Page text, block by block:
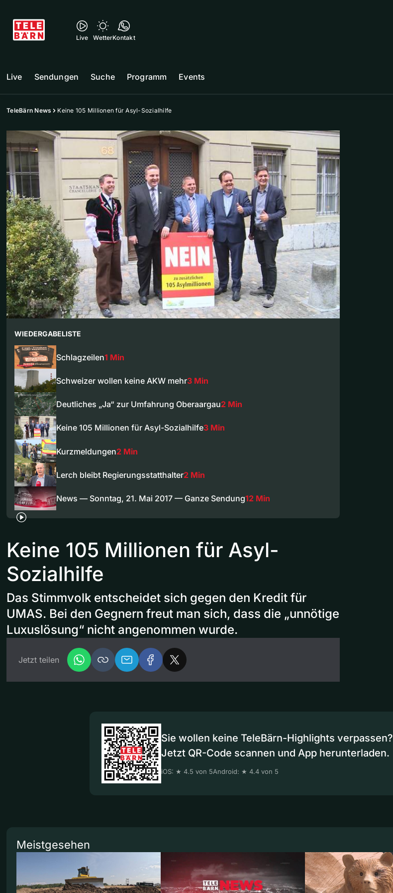
Live WetterKontakt
Live Sendungen Suche Programm Events
TeleBärn News Keine 105 Millionen für Asyl-Sozialhilfe
WIEDERGABELISTE
Schlagzeilen1 Min
Schweizer wollen keine AKW mehr3 Min
Deutliches „Ja“ zur Umfahrung Oberaargau2 Min
Keine 105 Millionen für Asyl-Sozialhilfe3 Min
Kurzmeldungen2 Min
Lerch bleibt Regierungsstatthalter2 Min
News — Sonntag, 21. Mai 2017 — Ganze Sendung12 Min
Keine 105 Millionen für Asyl-
Sozialhilfe
Das Stimmvolk entscheidet sich gegen den Kredit für
UMAS. Bei den Gegnern freut man sich, dass die „unnötige
Luxuslösung“ nicht angenommen wurde.
Jetzt teilen
Sie wollen keine TeleBärn-Highlights verpassen?
Jetzt QR-Code scannen und App herunterladen.
iOS: ★ 4.5 von 5Android: ★ 4.4 von 5
Meistgesehen